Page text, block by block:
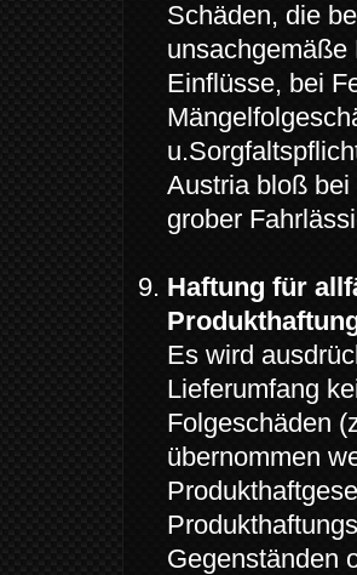
Schäden, die
unsachgemäße
Einflüsse, bei
Austria bloß
grober
Haftung für
Es wird
Lieferumfang
Folgeschäden
übernommen
Gegenständen